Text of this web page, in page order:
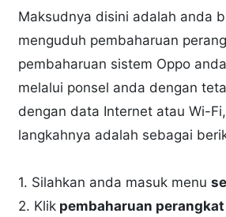
Maksudnya disini adalah anda
menguduh pembaharuan
pembaharuan sistem Oppo
melalui ponsel anda dengan
dengan data Internet atau Wi-
langkahnya adalah sebagai
1. Silahkan anda masuk menu
2. Klik pembaharuan